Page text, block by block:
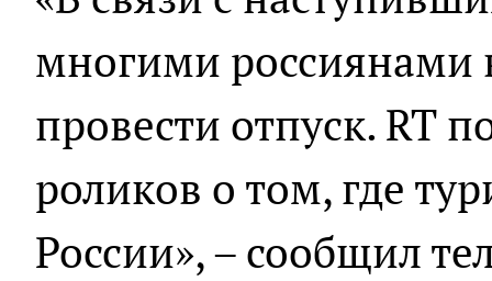
многими россиянами
провести отпуск. RT
роликов о том, где
России», – сообщил